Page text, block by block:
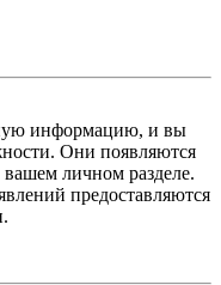
информацию, и вы
Они появляются
личном разделе.
предоставляются